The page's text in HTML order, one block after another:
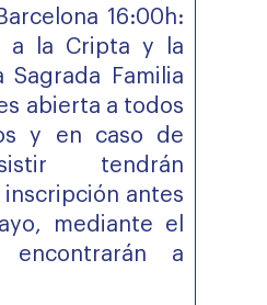
16:00h:
a la Cripta y la
Sagrada Familia
abierta a todos
y en caso de
tendrán
antes
mediante el
encontrarán a